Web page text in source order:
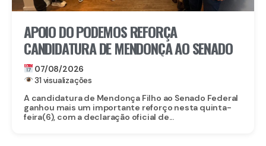
APOIO DO PODEMOS REFORÇA
CANDIDATURA DE MENDONÇA AO SENADO
07/08/2026
31 visualizações
A candidatura de Mendonça Filho ao Senado Federal
ganhou mais um importante reforço nesta quinta-
feira(6), com a declaração oficial de...